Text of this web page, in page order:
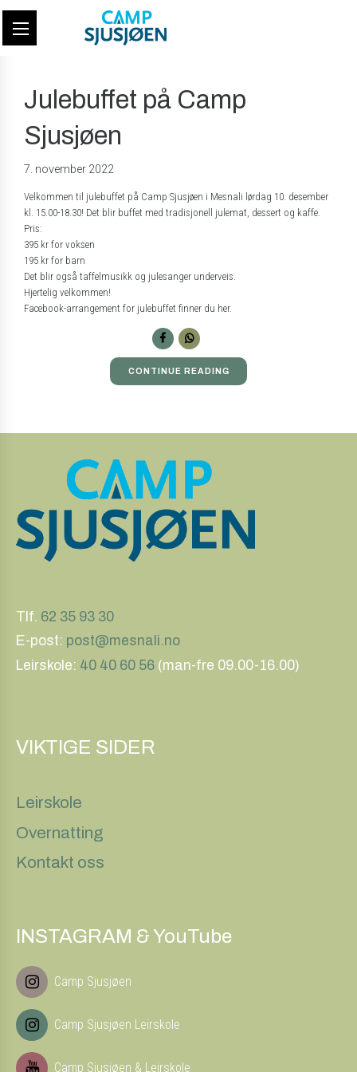
Julebuffet på Camp
Sjusjøen
7. november 2022
Velkommen til julebuffet på Camp Sjusjøen i Mesnali lørdag 10. desember
kl. 15.00-18.30! Det blir buffet med tradisjonell julemat, dessert og kaffe.
Pris:
395 kr for voksen
195 kr for barn
Det blir også taffelmusikk og julesanger underveis.
Hjertelig velkommen!
Facebook-arrangement for julebuffet finner du her.
CONTINUE READING
Tlf. 62 35 93 30
E-post: post@mesnali.no
Leirskole: 40 40 60 56 (man-fre 09.00-16.00)
VIKTIGE SIDER
Leirskole
Overnatting
Kontakt oss
INSTAGRAM & YouTube
Camp Sjusjøen
Camp Sjusjøen Leirskole
Camp Sjusjøen & Leirskole